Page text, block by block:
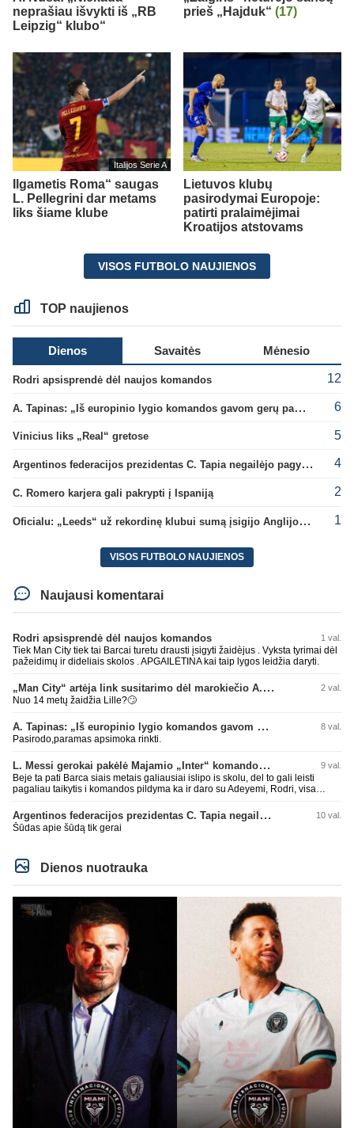
neprašiau išvykti iš „RB
Leipzig“ klubo“
prieš „Hajduk“ (17)
Italijos Serie A
Ilgametis Roma“ saugas
L. Pellegrini dar metams
liks šiame klube
Lietuvos klubų
pasirodymai Europoje:
patirti pralaimėjimai
Kroatijos atstovams
VISOS FUTBOLO NAUJIENOS
TOP naujienos
Dienos Savaitės Mėnesio
Rodri apsisprendė dėl naujos komandos 12
A. Tapinas: „Iš europinio lygio komandos gavom gerų pamokų“ 6
Vinicius liks „Real“ gretose 5
Argentinos federacijos prezidentas C. Tapia negailėjo pagyrų G. Infantino 4
C. Romero karjera gali pakrypti į Ispaniją 2
Oficialu: „Leeds“ už rekordinę klubui sumą įsigijo Anglijos rinktinės vartininką 1
VISOS FUTBOLO NAUJIENOS
Naujausi komentarai
Rodri apsisprendė dėl naujos komandos 1 val.
Tiek Man City tiek tai Barcai turetu drausti įsigyti žaidèjus . Vyksta tyrimai dėl
pažeidimų ir dideliais skolos . APGAILĖTINA kai taip lygos leidžia daryti.
„Man City“ artėja link susitarimo dėl marokiečio A. Bouaddi persikėlimo 2 val.
Nuo 14 metų žaidžia Lille?🙄
A. Tapinas: „Iš europinio lygio komandos gavom gerų pamokų“ 8 val.
Pasirodo,paramas apsimoka rinkti.
L. Messi gerokai pakėlė Majamio „Inter“ komandos vertę 9 val.
Beje ta pati Barca siais metais galiausiai islipo is skolu, del to gali leisti
pagaliau taikytis i komandos pildyma ka ir daro su Adeyemi, Rodri, visa
Argentinos federacijos prezidentas C. Tapia negailėjo pagyrų G. Infantino 10 val.
Šūdas apie šūdą tik gerai
Dienos nuotrauka